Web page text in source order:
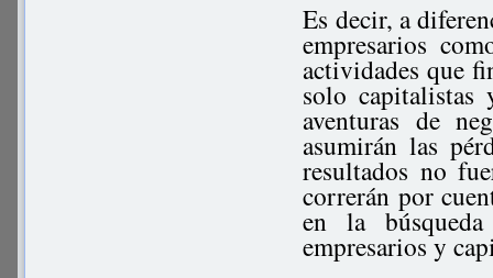
Es decir, a
empresarios
actividades que
solo capitalistas
aventuras de
asumirán las
resultados no
correrán por
en la
empresarios y